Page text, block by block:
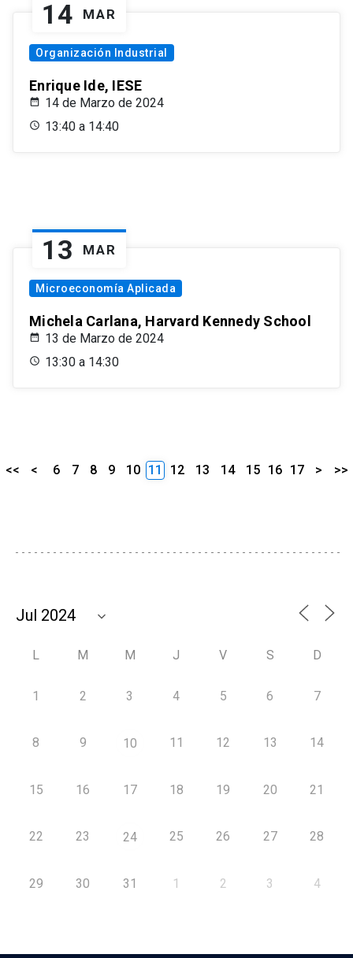
14 MAR
Organización Industrial
Enrique Ide, IESE
14 de Marzo de 2024
13:40 a 14:40
13 MAR
Microeconomía Aplicada
Michela Carlana, Harvard Kennedy School
13 de Marzo de 2024
13:30 a 14:30
<< < 6 7 8 9 10 11 12 13 14 15 16 17 > >>
L M M J V S D
1 2 3 4 5 6 7
8 9 10 11 12 13 14
15 16 17 18 19 20 21
22 23 24 25 26 27 28
29 30 31 1 2 3 4